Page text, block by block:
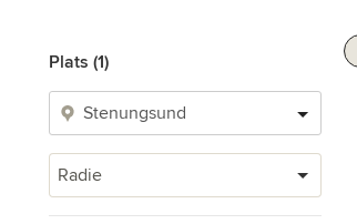
Plats (1)
Radie